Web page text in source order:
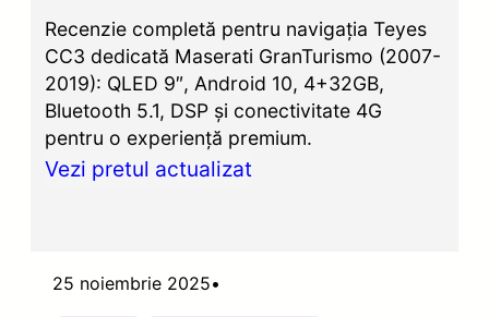
Recenzie completă pentru navigația Teyes
CC3 dedicată Maserati GranTurismo (2007-
2019): QLED 9″, Android 10, 4+32GB,
Bluetooth 5.1, DSP și conectivitate 4G
pentru o experiență premium.
Vezi pretul actualizat
25 noiembrie 2025•